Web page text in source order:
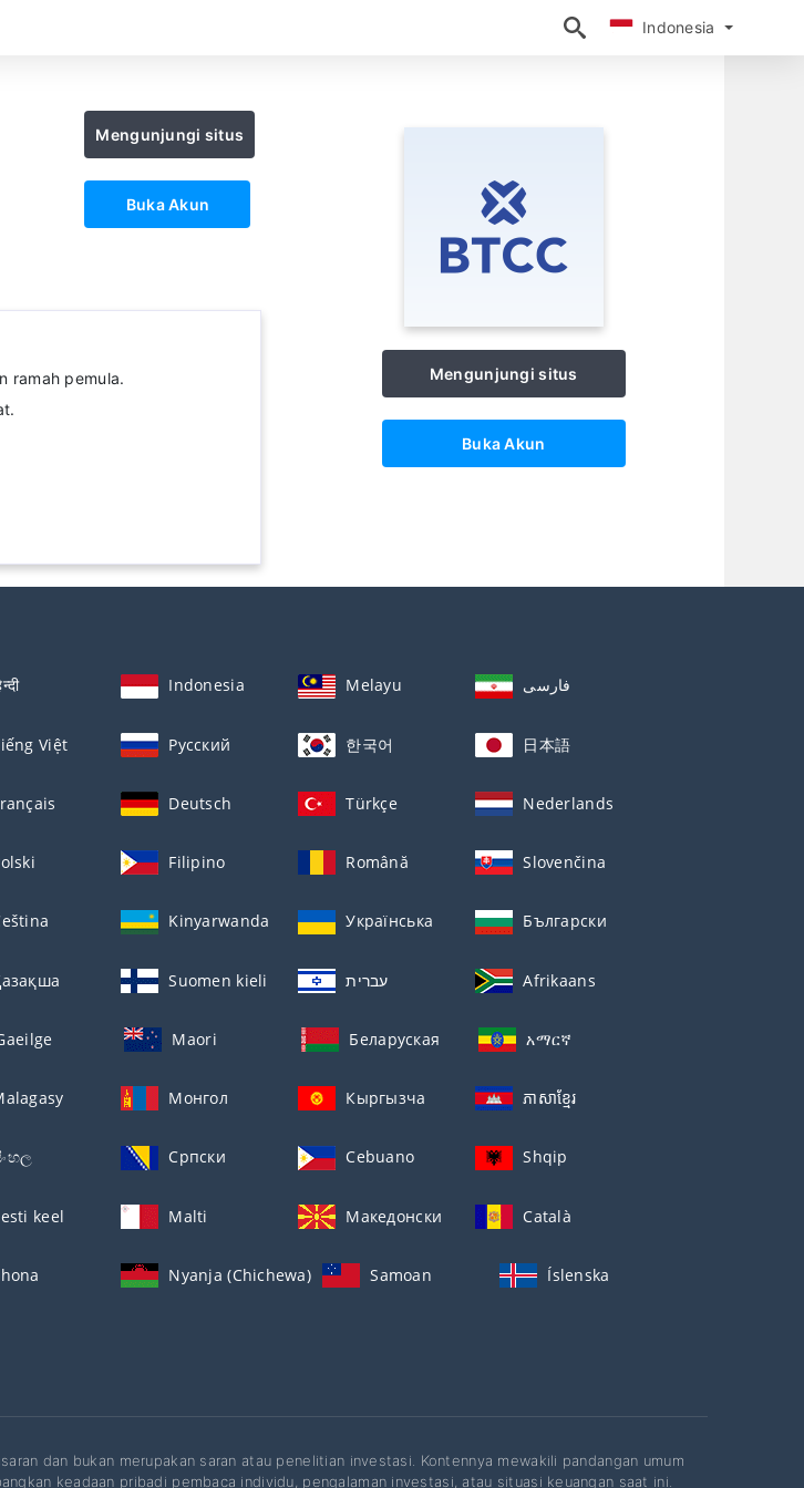
Indonesia
Indonesia
Mengunjungi situs
Buka Akun
ramah pemula.
Mengunjungi situs
Buka Akun
Indonesia Melayu فارسی
Việt Русский 한국어 日本語
Deutsch Türkçe Nederlands
Filipino Română Slovenčina
Kinyarwanda Українська Български
Suomen kieli עברית Afrikaans
Maori Беларуская አማርኛ
Монгол Кыргызча ភាសាខ្មែរ
Српски Cebuano Shqip
keel Malti Македонски Català
Nyanja (Chichewa) Samoan Íslenska
dan bukan merupakan saran atau penelitian investasi. Kontennya mewakili pandangan umum
keadaan pribadi pembaca individu, pengalaman investasi, atau situasi keuangan saat ini.